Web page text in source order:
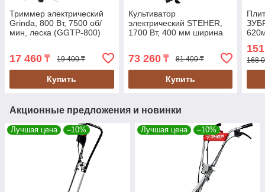
Триммер электрический
Grinda, 800 Вт, 7500 об/
мин, леска (GGTP-800)
17 460 ₸ 19 400 ₸
Купить
Культиватор
электрический STEHER,
1700 Вт, 400 мм ширина
73 260₸ 81 400 ₸
Купить
168
Акционные предложения и новинки
Лучшая цена –10% Лучшая цена –10%